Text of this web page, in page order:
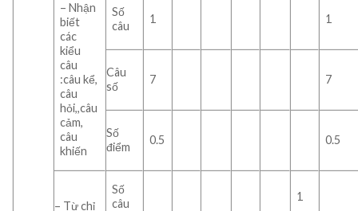
– Nhận
biết
các
kiểu
câu
:câu kể,
câu
hỏi,,câu
cảm,
câu
khiến
Số
câu
1 1
Câu
số
7 7
Số
điểm
0.5 0.5
– Từ chỉ
Số
câu
1